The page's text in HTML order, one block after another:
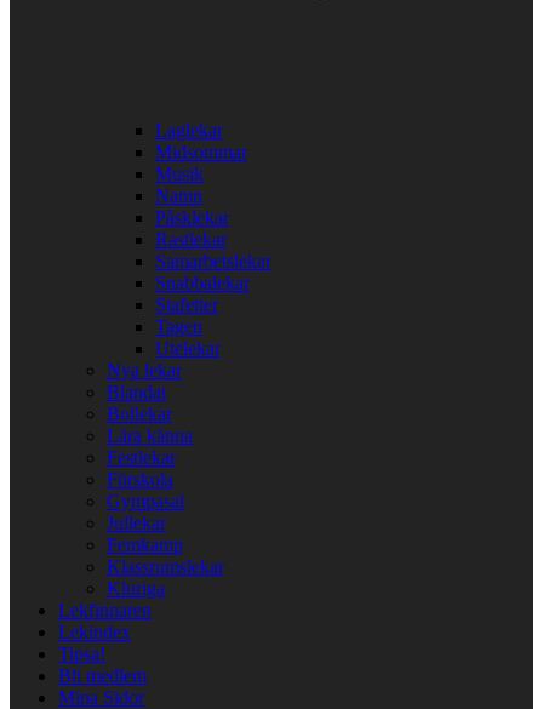
Laglekar
Midsommar
Musik
Namn
Påsklekar
Rastlekar
Samarbetslekar
Snabbalekar
Stafetter
Tagen
Utelekar
Nya lekar
Blandat
Bollekar
Lära känna
Festlekar
Förskola
Gympasal
Jullekar
Femkamp
Klassrumslekar
Kluriga
Lekfinnaren
Lekindex
Tipsa!
Bli medlem
Mina Sidor